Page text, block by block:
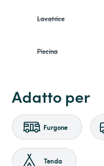
Lavatrice
Piscina
Adatto per
Furgone
Tenda